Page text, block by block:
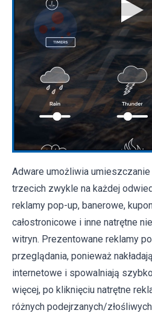
Adware umożliwia
trzecich zwykle na każdej
reklamy pop-up, banerowe,
całostronicowe i inne natrętne
witryn. Prezentowane reklamy
przeglądania, ponieważ
internetowe i spowalniają
więcej, po kliknięciu natrętne
różnych podejrzanych/